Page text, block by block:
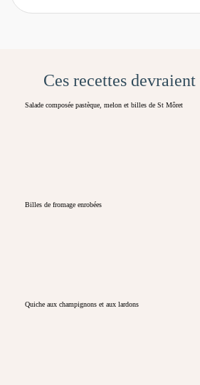
Ces recettes
Salade composée pastèque, melon et billes de St Môret
Billes de fromage enrobées
Quiche aux champignons et aux lardons